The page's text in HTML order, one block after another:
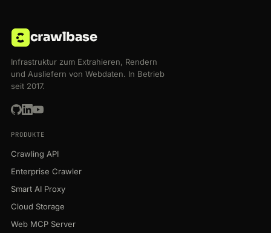
crawlbase
Infrastruktur zum Extrahieren, Rendern
und Ausliefern von Webdaten. In Betrieb
seit 2017.
PRODUKTE
Crawling API
Enterprise Crawler
Smart AI Proxy
Cloud Storage
Web MCP Server